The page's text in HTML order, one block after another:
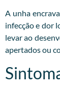
A unha
infecção e dor
levar ao
apertados ou